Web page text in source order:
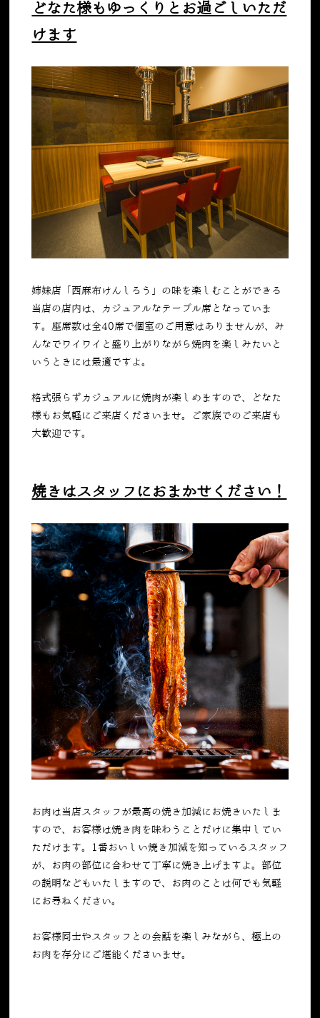
どなた様もゆっくりとお過ごしいただ
けます
姉妹店「西麻布けんしろう」の味を楽しむことができる
当店の店内は、カジュアルなテーブル席となっていま
す。座席数は全40席で個室のご用意はありませんが、み
んなでワイワイと盛り上がりながら焼肉を楽しみたいと
いうときには最適ですよ。
格式張らずカジュアルに焼肉が楽しめますので、どなた
様もお気軽にご来店くださいませ。ご家族でのご来店も
大歓迎です。
焼きはスタッフにおまかせください！
お肉は当店スタッフが最高の焼き加減にお焼きいたしま
すので、お客様は焼き肉を味わうことだけに集中してい
ただけます。 1番おいしい焼き加減を知っているスタッフ
が、お肉の部位に合わせて丁寧に焼き上げますよ。部位
の説明などもいたしますので、お肉のことは何でも気軽
にお尋ねください。
お客様同士やスタッフとの会話を楽しみながら、極上の
お肉を存分にご堪能くださいませ。